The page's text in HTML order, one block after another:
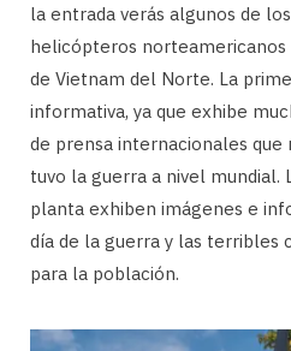
la entrada verás algunos de
helicópteros
de Vietnam del Norte. La
informativa, ya que exhibe
de prensa internacionales
tuvo la guerra a nivel mundial.
planta exhiben imágenes e
día de la guerra y las terribles
para la población.